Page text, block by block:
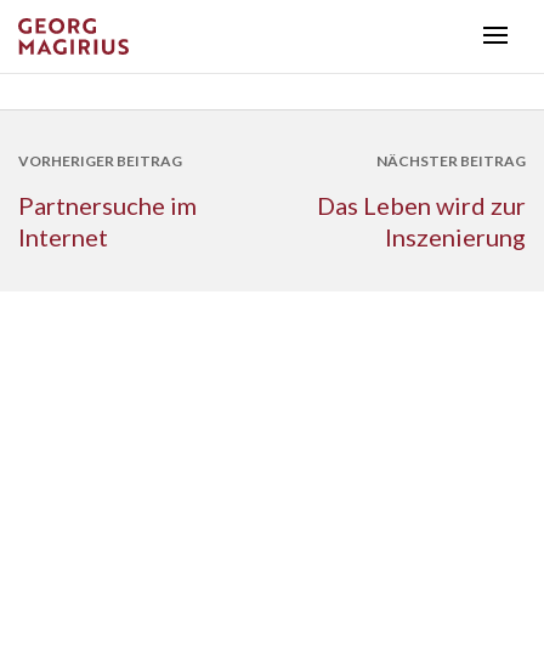
VORHERIGER BEITRAG
Partnersuche im
Internet
NÄCHSTER BEITRAG
Das Leben wird zur
Inszenierung